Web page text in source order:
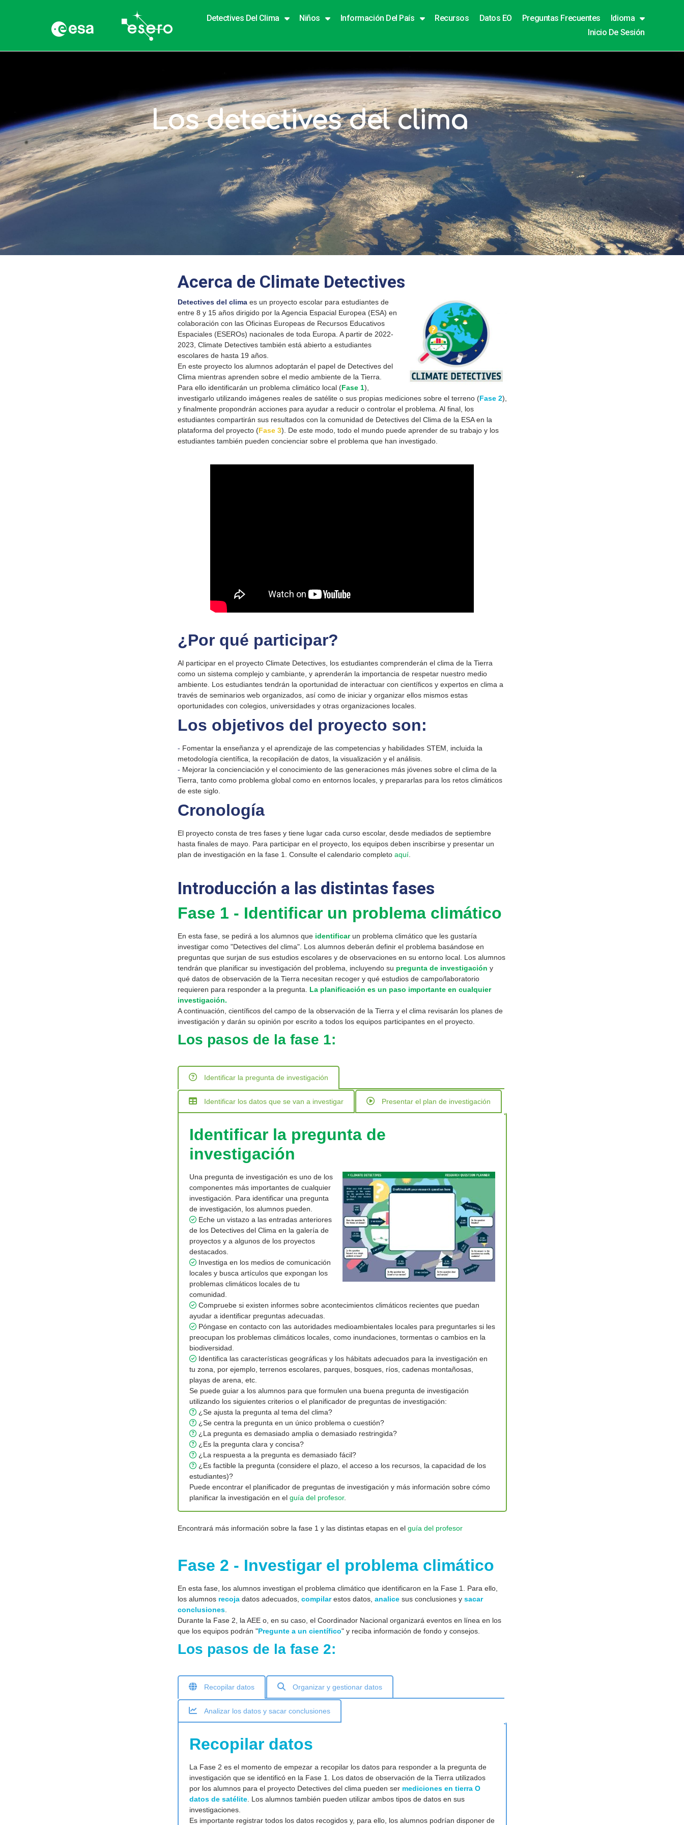
Detectives Del Clima Niños Información Del País Recursos Datos EO Preguntas Frecuentes
Idioma
Inicio De Sesión
Los detectives del clima
Acerca de Climate Detectives
Detectives del climaes un proyecto escolar para estudiantes de
entre 8 y 15 años dirigido por la Agencia Espacial Europea (ESA) en
colaboración con las Oficinas Europeas de Recursos Educativos
Espaciales (ESEROs) nacionales de toda Europa. A partir de 2022-
2023, Climate Detectives también está abierto a estudiantes
escolares de hasta 19 años.
En este proyecto los alumnos adoptarán el papel de Detectives del
Clima mientras aprenden sobre el medio ambiente de la Tierra.
Para ello identificarán un problema climático local (Fase 1),
investigarlo utilizando imágenes reales de satélite o sus propias mediciones sobre el terreno (Fase 2),
y finalmente propondrán acciones para ayudar a reducir o controlar el problema. Al final, los
estudiantes compartirán sus resultados con la comunidad de Detectives del Clima de la ESA en la
plataforma del proyecto (Fase 3). De este modo, todo el mundo puede aprender de su trabajo y los
estudiantes también pueden concienciar sobre el problema que han investigado.
¿Por qué participar?
Al participar en el proyecto Climate Detectives, los estudiantes comprenderán el clima de la Tierra
como un sistema complejo y cambiante, y aprenderán la importancia de respetar nuestro medio
ambiente. Los estudiantes tendrán la oportunidad de interactuar con científicos y expertos en clima a
través de seminarios web organizados, así como de iniciar y organizar ellos mismos estas
oportunidades con colegios, universidades y otras organizaciones locales.
Los objetivos del proyecto son:
- Fomentar la enseñanza y el aprendizaje de las competencias y habilidades STEM, incluida la
metodología científica, la recopilación de datos, la visualización y el análisis.
- Mejorar la concienciación y el conocimiento de las generaciones más jóvenes sobre el clima de la
Tierra, tanto como problema global como en entornos locales, y prepararlas para los retos climáticos
de este siglo.
Cronología
El proyecto consta de tres fases y tiene lugar cada curso escolar, desde mediados de septiembre
hasta finales de mayo. Para participar en el proyecto, los equipos deben inscribirse y presentar un
plan de investigación en la fase 1. Consulte el calendario completo aquí.
Introducción a las distintas fases
Fase 1 - Identificar un problema climático
En esta fase, se pedirá a los alumnos que identificarun problema climático que les gustaría
investigar como "Detectives del clima". Los alumnos deberán definir el problema basándose en
preguntas que surjan de sus estudios escolares y de observaciones en su entorno local. Los alumnos
tendrán que planificar su investigación del problema, incluyendo su pregunta de investigación y
qué datos de observación de la Tierra necesitan recoger y qué estudios de campo/laboratorio
requieren para responder a la pregunta. La planificación es un paso importante en cualquier
investigación.
A continuación, científicos del campo de la observación de la Tierra y el clima revisarán los planes de
investigación y darán su opinión por escrito a todos los equipos participantes en el proyecto.
Los pasos de la fase 1:
Identificar la pregunta de investigación
Identificar los datos que se van a investigar Presentar el plan de investigación
Identificar la pregunta de
investigación
Una pregunta de investigación es uno de los
componentes más importantes de cualquier
investigación. Para identificar una pregunta
de investigación, los alumnos pueden.
Eche un vistazo a las entradas anteriores
de los Detectives del Clima en la galería de
proyectos y a algunos de los proyectos
destacados.
Investiga en los medios de comunicación
locales y busca artículos que expongan los
problemas climáticos locales de tu
comunidad.
Compruebe si existen informes sobre acontecimientos climáticos recientes que puedan
ayudar a identificar preguntas adecuadas.
Póngase en contacto con las autoridades medioambientales locales para preguntarles si les
preocupan los problemas climáticos locales, como inundaciones, tormentas o cambios en la
biodiversidad.
Identifica las características geográficas y los hábitats adecuados para la investigación en
tu zona, por ejemplo, terrenos escolares, parques, bosques, ríos, cadenas montañosas,
playas de arena, etc.
Se puede guiar a los alumnos para que formulen una buena pregunta de investigación
utilizando los siguientes criterios o el planificador de preguntas de investigación:
¿Se ajusta la pregunta al tema del clima?
¿Se centra la pregunta en un único problema o cuestión?
¿La pregunta es demasiado amplia o demasiado restringida?
¿Es la pregunta clara y concisa?
¿La respuesta a la pregunta es demasiado fácil?
¿Es factible la pregunta (considere el plazo, el acceso a los recursos, la capacidad de los
estudiantes)?
Puede encontrar el planificador de preguntas de investigación y más información sobre cómo
planificar la investigación en el guía del profesor.
Encontrará más información sobre la fase 1 y las distintas etapas en el guía del profesor
Fase 2 - Investigar el problema climático
En esta fase, los alumnos investigan el problema climático que identificaron en la Fase 1. Para ello,
los alumnos recojadatos adecuados, compilarestos datos, analicesus conclusiones y sacar
conclusiones.
Durante la Fase 2, la AEE o, en su caso, el Coordinador Nacional organizará eventos en línea en los
que los equipos podrán "Pregunte a un científico" y reciba información de fondo y consejos.
Los pasos de la fase 2:
Recopilar datos Organizar y gestionar datos
Analizar los datos y sacar conclusiones
Recopilar datos
La Fase 2 es el momento de empezar a recopilar los datos para responder a la pregunta de
investigación que se identificó en la Fase 1. Los datos de observación de la Tierra utilizados
por los alumnos para el proyecto Detectives del clima pueden ser mediciones en tierra O
datos de satélite. Los alumnos también pueden utilizar ambos tipos de datos en sus
investigaciones.
Es importante registrar todos los datos recogidos y, para ello, los alumnos podrían disponer de